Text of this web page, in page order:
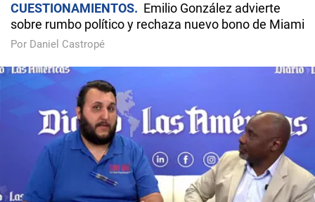
CUESTIONAMIENTOS
Emilio González advierte
sobre rumbo político y rechaza nuevo bono de Miami
Por Daniel Castropé